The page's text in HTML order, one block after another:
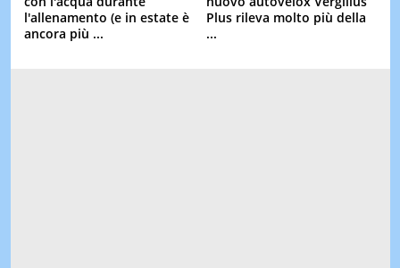
l'allenamento (e in estate è
ancora più ...
Plus rileva molto più della
...